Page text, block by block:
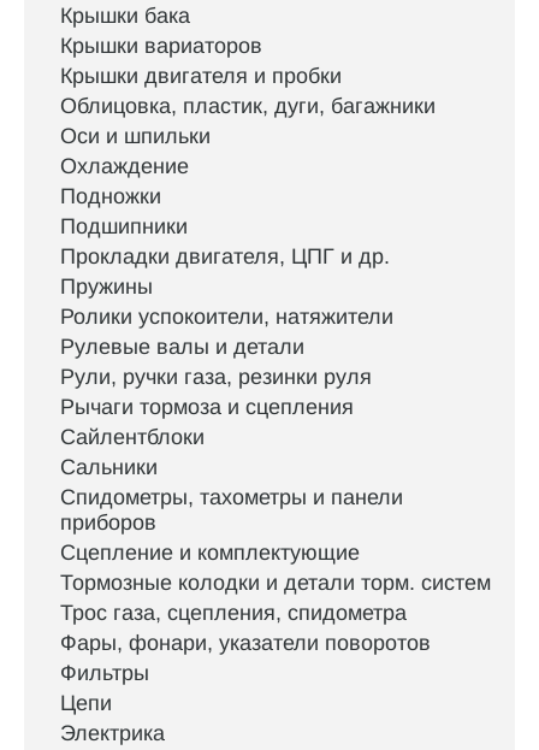
Крышки бака
Крышки вариаторов
Крышки двигателя и пробки
Облицовка, пластик, дуги, багажники
Оси и шпильки
Охлаждение
Подножки
Подшипники
Прокладки двигателя, ЦПГ и др.
Пружины
Ролики успокоители, натяжители
Рулевые валы и детали
Рули, ручки газа, резинки руля
Рычаги тормоза и сцепления
Сайлентблоки
Сальники
Спидометры, тахометры и панели
приборов
Сцепление и комплектующие
Тормозные колодки и детали торм. систем
Трос газа, сцепления, спидометра
Фары, фонари, указатели поворотов
Фильтры
Цепи
Электрика